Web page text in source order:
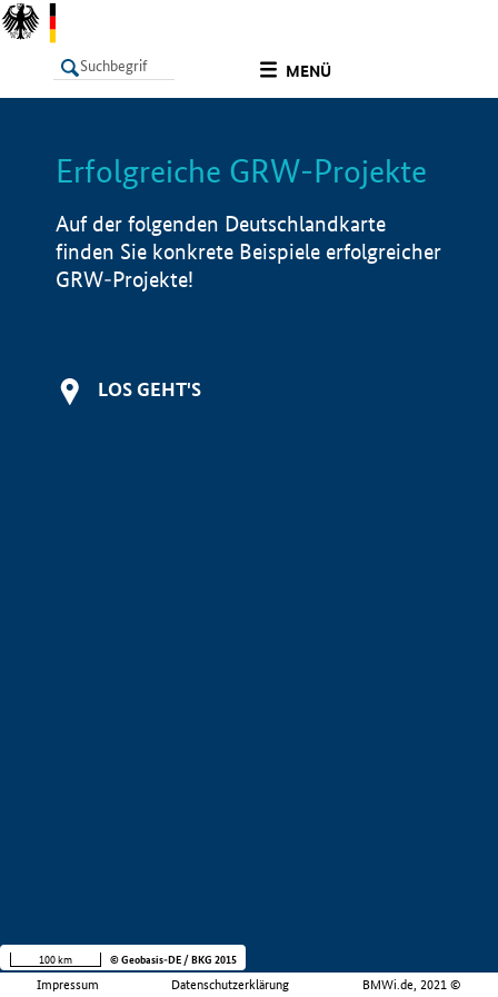
MENÜ
LISTE Info
Erfolgreiche GRW-Projekte
Auf der folgenden Deutschlandkarte
finden Sie konkrete Beispiele erfolgreicher
GRW-Projekte!
LOS GEHT'S
Impressum Datenschutzerklärung BMWi.de, 2021 ©
100 km © Geobasis-DE / BKG 2015